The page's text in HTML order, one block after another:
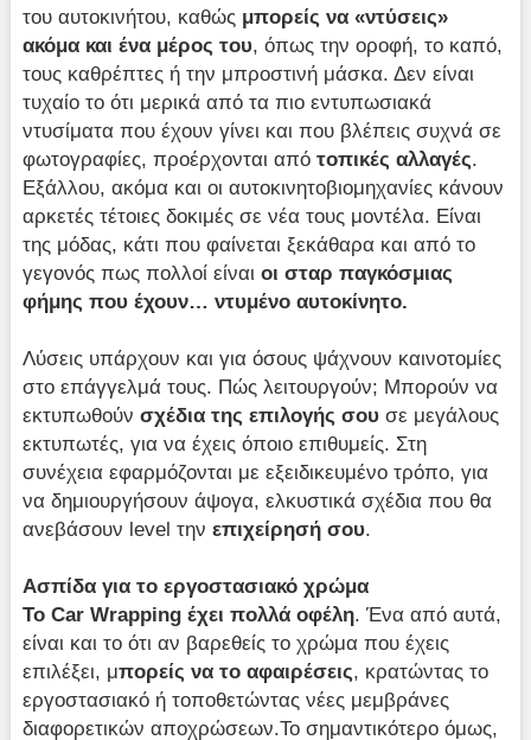
του αυτοκινήτου, καθώς μπορείς να «ντύσεις»
ακόμα και ένα μέρος του, όπως την οροφή, το καπό,
τους καθρέπτες ή την μπροστινή μάσκα. Δεν είναι
τυχαίο το ότι μερικά από τα πιο εντυπωσιακά
ντυσίματα που έχουν γίνει και που βλέπεις συχνά σε
φωτογραφίες, προέρχονται απότοπικές αλλαγές.
Εξάλλου, ακόμα και οι αυτοκινητοβιομηχανίες κάνουν
αρκετές τέτοιες δοκιμές σε νέα τους μοντέλα. Είναι
της μόδας, κάτι που φαίνεται ξεκάθαρα και από το
γεγονός πως πολλοί είναιοι σταρ παγκόσμιας
φήμης που έχουν… ντυμένο αυτοκίνητο.
Λύσεις υπάρχουν και για όσους ψάχνουν καινοτομίες
στο επάγγελμά τους. Πώς λειτουργούν; Μπορούν να
εκτυπωθούνσχέδια της επιλογής σου σε μεγάλους
εκτυπωτές, για να έχεις όποιο επιθυμείς. Στη
συνέχεια εφαρμόζονται με εξειδικευμένο τρόπο, για
να δημιουργήσουν άψογα, ελκυστικά σχέδια που θα
ανεβάσουν level τηνεπιχείρησή σου.
Ασπίδα για το εργοστασιακό χρώμα
Το Car Wrapping έχει πολλά οφέλη. Ένα από αυτά,
είναι και το ότι αν βαρεθείς το χρώμα που έχεις
επιλέξει, μπορείς να το αφαιρέσεις, κρατώντας το
εργοστασιακό ή τοποθετώντας νέες μεμβράνες
διαφορετικών αποχρώσεων.Το σημαντικότερο όμως,